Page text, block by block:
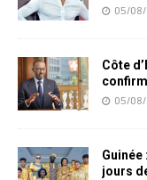
05/
Côte
05/
jours